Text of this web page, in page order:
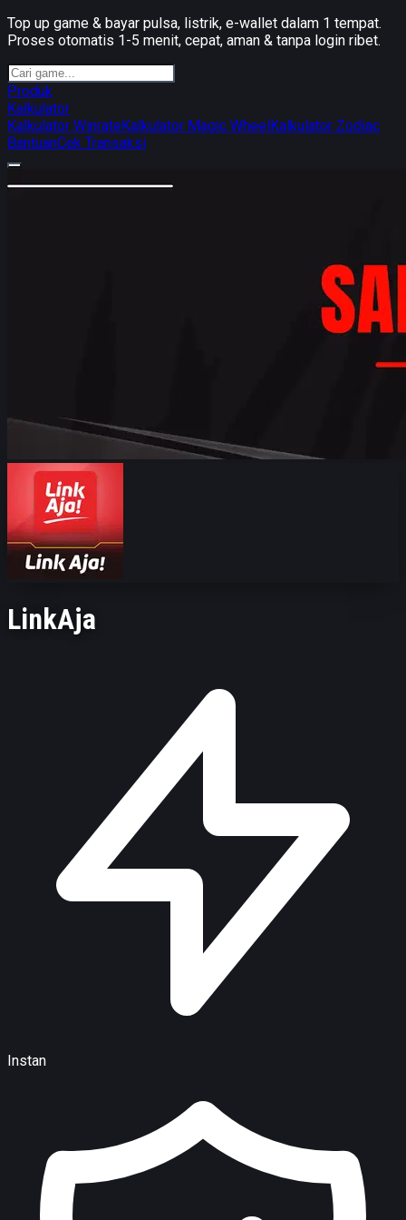
Top up game & bayar pulsa, listrik, e-wallet dalam 1 tempat.
Proses otomatis 1-5 menit, cepat, aman & tanpa login ribet.
Produk
Kalkulator
Kalkulator WinrateKalkulator Magic WheelKalkulator Zodiac
BantuanCek Transaksi
LinkAja
Instan